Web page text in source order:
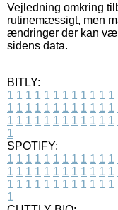
Vejledning omkring
rutinemæssigt, men
ændringer der kan
sidens data.
BITLY:
1 1 1 1 1 1 1 1 1 1 1 1
1 1 1 1 1 1 1 1 1 1 1 1
1 1 1 1 1 1 1 1 1 1 1 1
1
SPOTIFY:
1 1 1 1 1 1 1 1 1 1 1 1
1 1 1 1 1 1 1 1 1 1 1 1
1 1 1 1 1 1 1 1 1 1 1 1
1